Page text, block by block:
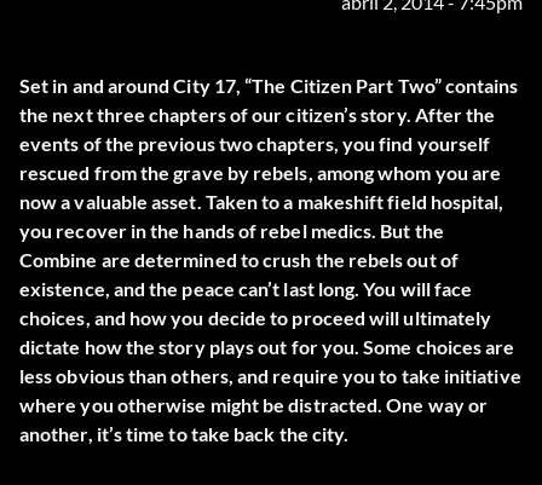
Set in and around City 17, “The Citizen Part Two” contains
the next three chapters of our citizen’s story. After the
events of the previous two chapters, you find yourself
rescued from the grave by rebels, among whom you are
now a valuable asset. Taken to a makeshift field hospital,
you recover in the hands of rebel medics. But the
Combine are determined to crush the rebels out of
existence, and the peace can’t last long. You will face
choices, and how you decide to proceed will ultimately
dictate how the story plays out for you. Some choices are
less obvious than others, and require you to take initiative
where you otherwise might be distracted. One way or
another, it’s time to take back the city.